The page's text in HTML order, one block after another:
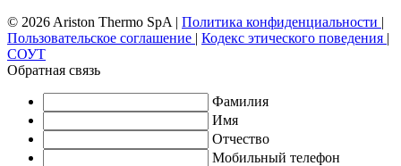
© 2026 Ariston Thermo SpA | Политика конфиденциальности |
Пользовательское соглашение | Кодекс этического поведения |
СОУТ
Обратная связь
Фамилия
Имя
Отчество
Мобильный телефон